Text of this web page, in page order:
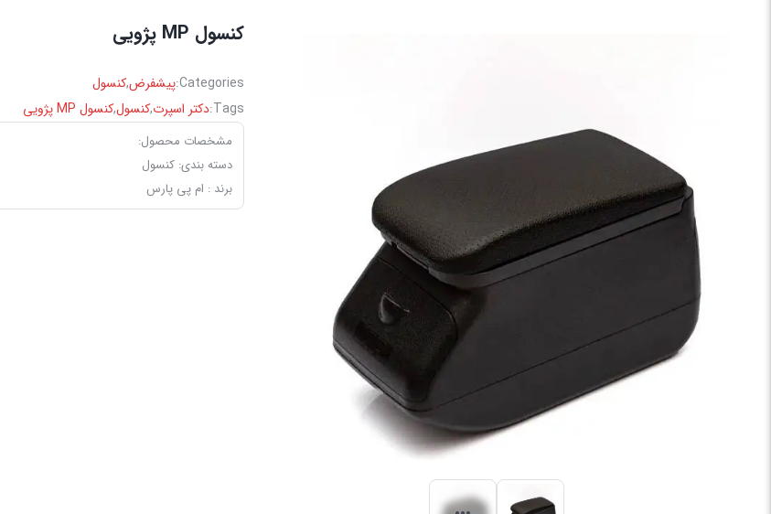
‏کنسول ‏MP پژویی
Categories:پیشفرض,کنسول
Tags: دکتر اسپرت,کنسول,‏کنسول ‏MP پژویی
مشخصات محصول:
دسته بندی: کنسول
برند : ام پی پارس